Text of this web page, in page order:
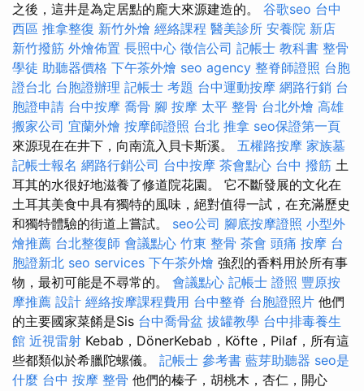
之後，這井是為定居點的龐大來源建造的。 谷歌seo 台中
西區 推拿整復 新竹外燴 經絡課程 醫美診所 安養院 新店
新竹撥筋 外燴佈置 長照中心 徵信公司 記帳士 教科書 整骨
學徒 助聽器價格 下午茶外燴 seo agency 整脊師證照 台胞
證台北 台胞證辦理 記帳士 考題 台中運動按摩 網路行銷 台
胞證申請 台中按摩 喬骨 腳 按摩 太平 整骨 台北外燴 高雄
搬家公司 宜蘭外燴 按摩師證照 台北 推拿 seo保證第一頁
來源現在在井下，向南流入貝卡斯溪。 五權路按摩 家族墓
記帳士報名 網路行銷公司 台中按摩 茶會點心 台中 撥筋 土
耳其的水很好地滋養了修道院花園。 它不斷發展的文化在
土耳其美食中具有獨特的風味，絕對值得一試，在充滿歷史
和獨特體驗的街道上嘗試。 seo公司 腳底按摩證照 小型外
燴推薦 台北整復師 會議點心 竹東 整骨 茶會 頭痛 按摩 台
胞證新北 seo services 下午茶外燴 強烈的香料用於所有事
物，最初可能是不尋常的。 會議點心 記帳士 證照 豐原按
摩推薦 設計 經絡按摩課程費用 台中整脊 台胞證照片 他們
的主要國家菜餚是Sis 台中喬骨盆 拔罐教學 台中排毒養生
館 近視雷射 Kebab，DönerKebab，Köfte，Pilaf，所有這
些都類似於希臘陀螺儀。 記帳士 參考書 藍芽助聽器 seo是
什麼 台中 按摩 整骨 他們的榛子，胡桃木，杏仁，開心